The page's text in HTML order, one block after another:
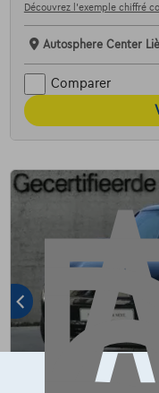
Découvrez l’exemple chiffré
Autosphere Center
Comparer